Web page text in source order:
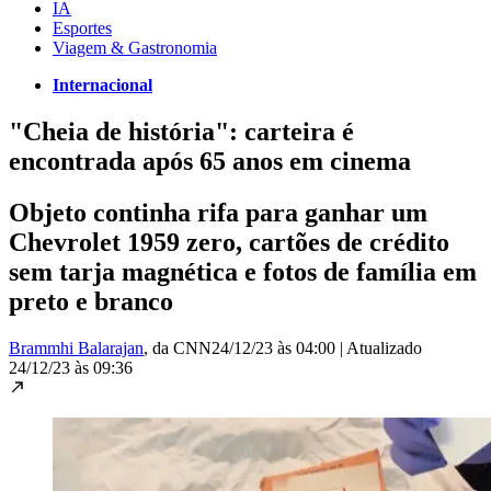
IA
Esportes
Viagem & Gastronomia
Internacional
"Cheia de história": carteira é
encontrada após 65 anos em cinema
Objeto continha rifa para ganhar um
Chevrolet 1959 zero, cartões de crédito
sem tarja magnética e fotos de família em
preto e branco
Brammhi Balarajan, da CNN24/12/23 às 04:00 | Atualizado
24/12/23 às 09:36